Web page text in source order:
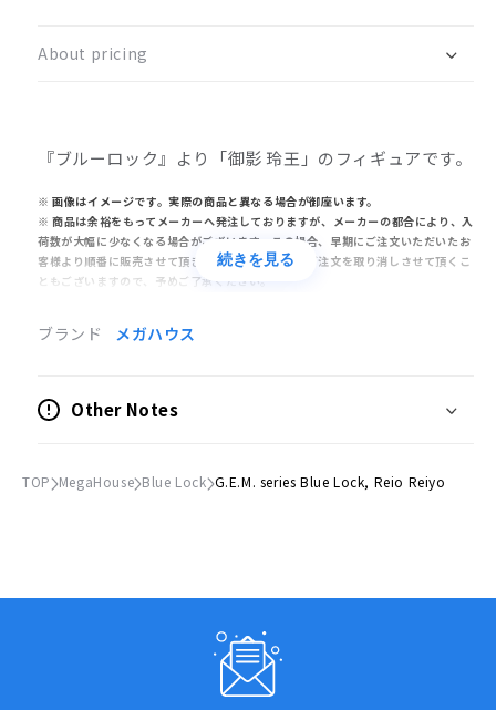
About pricing
『ブルーロック』より「御影 玲王」のフィギュアです。
※ 画像はイメージです。実際の商品と異なる場合が御座います。
※ 商品は余裕をもってメーカーへ発注しておりますが、メーカーの都合により、入
荷数が大幅に少なくなる場合がございます。この場合、早期にご注文いただいたお
客様より順番に販売させて頂き、完売後はやむなくご注文を取り消しさせて頂くこ
ともございますので、予めご了承ください。
ざいます。上記の理由により、ご注文を取り消しさせて頂くこともございますの
送は承れません。ご予約商品と発売済み商品は別々にご注文をお願いいたします。
※ ご予約商品は生産途中のため、外観、商品仕様、価格などが変更される場合が
商品情報
●サイズ
続きを見る
ブランド メガハウス
Other Notes
TOP MegaHouse Blue Lock G.E.M. series Blue Lock, Reio Reiyo